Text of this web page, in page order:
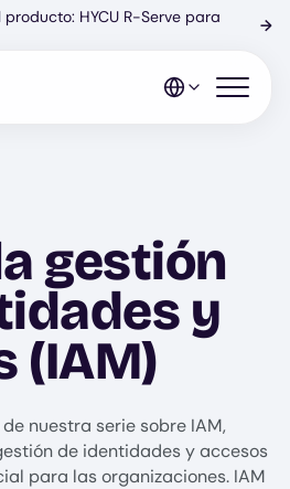
HYCU R-Serve para
→
Abrir el
gestión
y
(IAM)
nuestra serie sobre IAM,
de identidades y accesos
para las organizaciones. IAM